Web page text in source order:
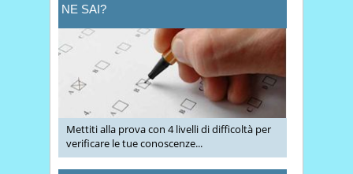
NE SAI?
Mettiti alla prova con 4 livelli di difficoltà per
verificare le tue conoscenze...